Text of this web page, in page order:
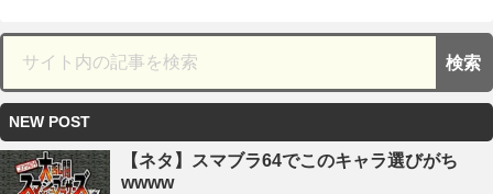
NEW POST
【ネタ】スマブラ64でこのキャラ選びがち
wwww